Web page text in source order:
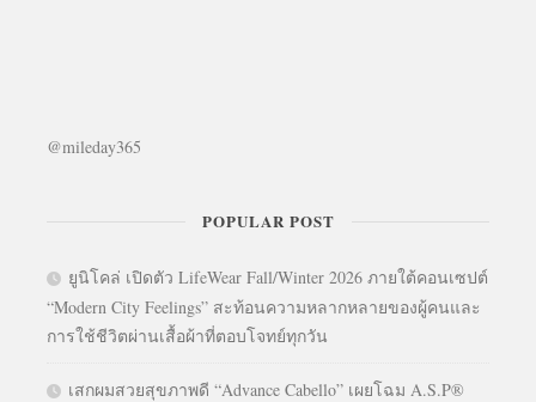
@mileday365
POPULAR POST
ยูนิโคล่ เปิดตัว LifeWear Fall/Winter 2026 ภายใต้คอนเซปต์
“Modern City Feelings” สะท้อนความหลากหลายของผู้คนและ
การใช้ชีวิตผ่านเสื้อผ้าที่ตอบโจทย์ทุกวัน
เสกผมสวยสุขภาพดี “Advance Cabello” เผยโฉม A.S.P®